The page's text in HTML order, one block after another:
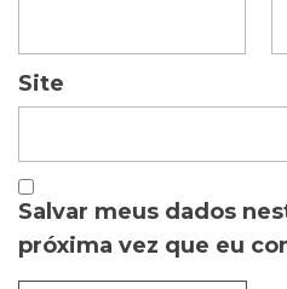
Site
Salvar meus dados
próxima vez que eu